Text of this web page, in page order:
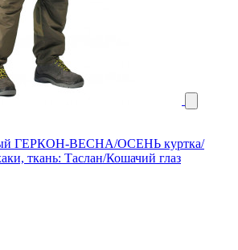
ГЕРКОН-ВЕСНА/ОСЕНЬ куртка/
ткань: Таслан/Кошачий глаз